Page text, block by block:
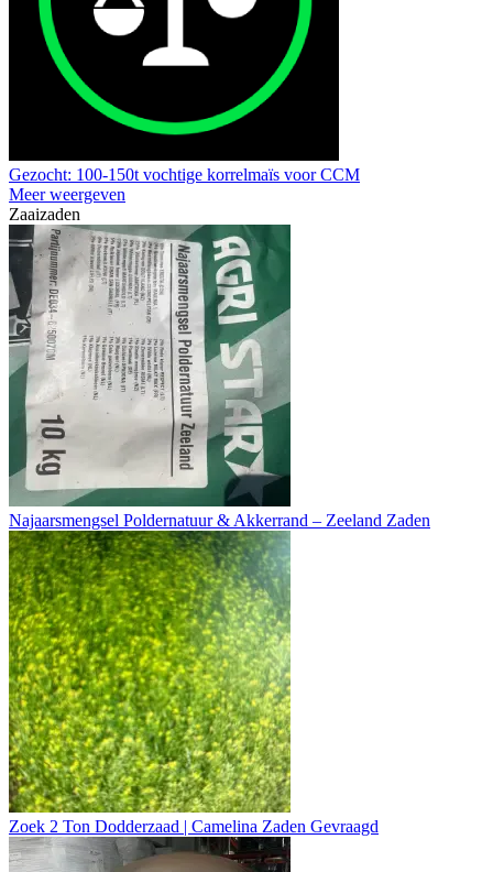
Gezocht: 100-150t vochtige korrelmaïs voor CCM
Meer weergeven
Zaaizaden
Najaarsmengsel Poldernatuur & Akkerrand – Zeeland Zaden
Zoek 2 Ton Dodderzaad | Camelina Zaden Gevraagd